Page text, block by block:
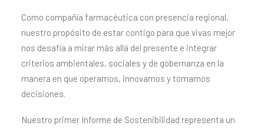
Como compañía farmacéutica con presencia regional,
nuestro propósito de estar contigo para que vivas mejor
nos desafía a mirar más allá del presente e integrar
criterios ambientales, sociales y de gobernanza en la
manera en que operamos, innovamos y tomamos
decisiones.
Nuestro primer Informe de Sostenibilidad representa un